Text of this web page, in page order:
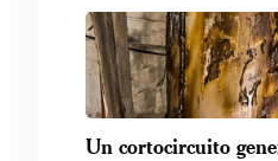
Un cortocircuito